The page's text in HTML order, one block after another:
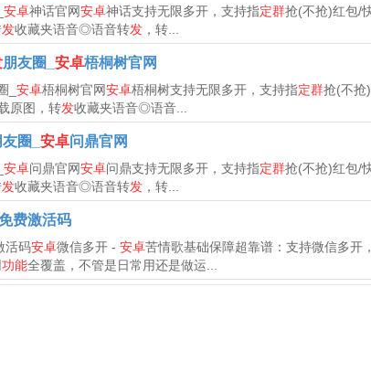
安卓神话官网安卓神话支持无限多开，支持指定群抢(不抢)红包/
发收藏夹语音◎语音转发，转...
朋友圈_ 安卓梧桐树官网
_ 安卓梧桐树官网安卓梧桐树支持无限多开，支持指定群抢(不抢
原图，转发收藏夹语音◎语音...
圈_ 安卓问鼎官网
安卓问鼎官网安卓问鼎支持无限多开，支持指定群抢(不抢)红包/
发收藏夹语音◎语音转发，转...
费激活码
活码安卓微信多开 - 安卓苦情歌基础保障超靠谱：支持微信多开
功能全覆盖，不管是日常用还是做运...